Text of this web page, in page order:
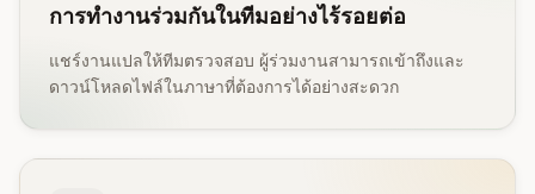
การทำงานร่วมกันในทีมอย่างไร้รอยต่อ
แชร์งานแปลให้ทีมตรวจสอบ ผู้ร่วมงานสามารถเข้าถึงและ
ดาวน์โหลดไฟล์ในภาษาที่ต้องการได้อย่างสะดวก